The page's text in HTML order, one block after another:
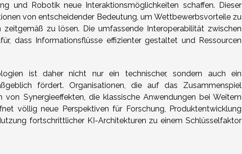
und Robotik neue Interaktionsmöglichkeiten schaffen. Dieser
von entscheidender Bedeutung, um Wettbewerbsvorteile zu
zu lösen. Die umfassende Interoperabilität zwischen
dass Informationsflüsse effizienter gestaltet und Ressourcen
ist daher nicht nur ein technischer, sondern auch ein
fördert. Organisationen, die auf das Zusammenspiel
Synergieeffekten, die klassische Anwendungen bei Weitem
völlig neue Perspektiven für Forschung, Produktentwicklung
fortschrittlicher KI-Architekturen zu einem Schlüsselfaktor